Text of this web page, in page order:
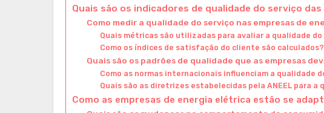
Quais são os indicadores de qualidade do serviço
Como medir a qualidade do serviço nas empresas de
Quais métricas são utilizadas para avaliar a qualidade do
Como os índices de satisfação do cliente são calculados?
Quais são os padrões de qualidade que as empresas
Como as normas internacionais influenciam a qualidade
Quais são as diretrizes estabelecidas pela ANEEL para a
Como as empresas de energia elétrica estão se